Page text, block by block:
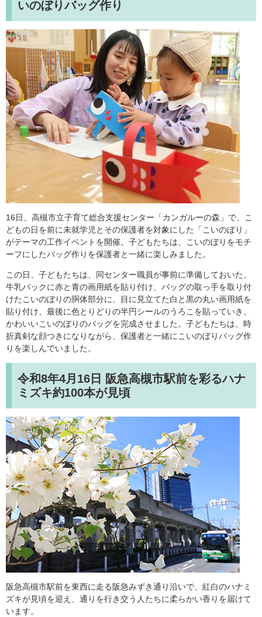
いのぼりバッグ作り
16日、高槻市立子育て総合支援センター「カンガルーの森」で、こ
どもの日を前に未就学児とその保護者を対象にした「こいのぼり」
がテーマの工作イベントを開催。子どもたちは、こいのぼりをモチ
ーフにしたバッグ作りを保護者と一緒に楽しみました。
この日、子どもたちは、同センター職員が事前に準備しておいた、
牛乳パックに赤と青の画用紙を貼り付け、バッグの取っ手を取り付
けたこいのぼりの胴体部分に、目に見立てた白と黒の丸い画用紙を
貼り付け、最後に色とりどりの半円シールのうろこを貼っていき、
かわいいこいのぼりのバッグを完成させました。子どもたちは、時
折真剣な顔つきになりながら、保護者と一緒にこいのぼりバッグ作
りを楽しんでいました。
令和8年4月16日
阪急高槻市駅前を彩るハナ
ミズキ約100本が見頃
阪急高槻市駅前を東西に走る阪急みずき通り沿いで、紅白のハナミ
ズキが見頃を迎え、通りを行き交う人たちに柔らかい香りを届けて
います。